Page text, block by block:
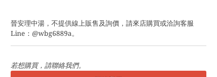
晉安理中湯，不提供線上販售及詢價，請來店購買或洽詢客服
Line：@wbg6889a。
若想購買，請聯絡我們。